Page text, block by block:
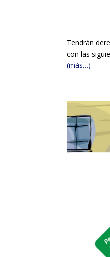
Tendrán
con las
(más…)